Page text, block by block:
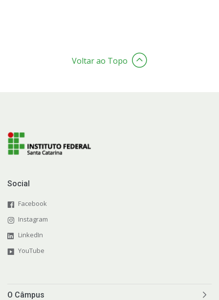
Voltar ao Topo
Social
Facebook
Instagram
LinkedIn
YouTube
O Câmpus